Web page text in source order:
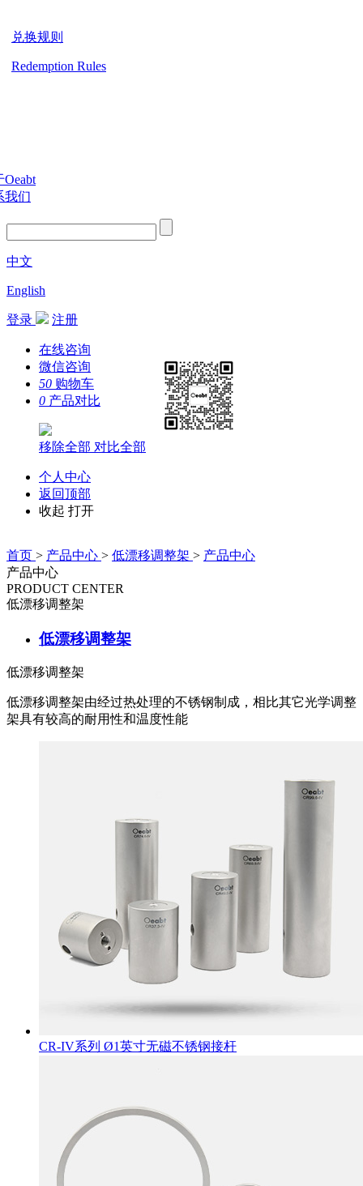
兑换规则
Redemption Rules
Oeabt
我们
中文
English
登录 注册
在线咨询
微信咨询
50 购物车
0 产品对比
移除全部 对比全部
个人中心
返回顶部
收起 打开
首页 > 产品中心 > 低漂移调整架 > 产品中心
产品中心
PRODUCT CENTER
低漂移调整架
低漂移调整架
低漂移调整架
低漂移调整架由经过热处理的不锈钢制成，相比其它光学调整
架具有较高的耐用性和温度性能
CR-IV系列 Ø1英寸无磁不锈钢接杆